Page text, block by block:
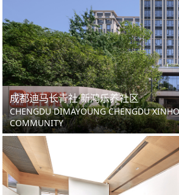
成都迪马长青社·新鸿乐养社区
CHENGDU DIMAYOUNG CHENGDU
COMMUNITY